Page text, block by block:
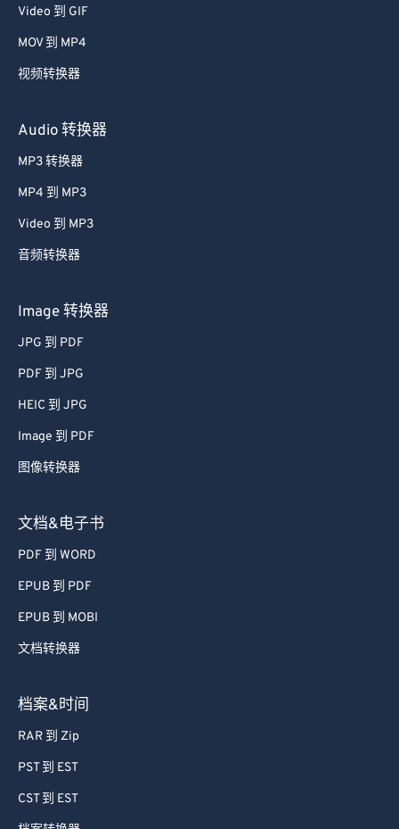
Video 到 GIF
MOV 到 MP4
视频转换器
Audio 转换器
MP3 转换器
MP4 到 MP3
Video 到 MP3
音频转换器
Image 转换器
JPG 到 PDF
PDF 到 JPG
HEIC 到 JPG
Image 到 PDF
图像转换器
文档&电子书
PDF 到 WORD
EPUB 到 PDF
EPUB 到 MOBI
文档转换器
档案&时间
RAR 到 Zip
PST 到 EST
CST 到 EST